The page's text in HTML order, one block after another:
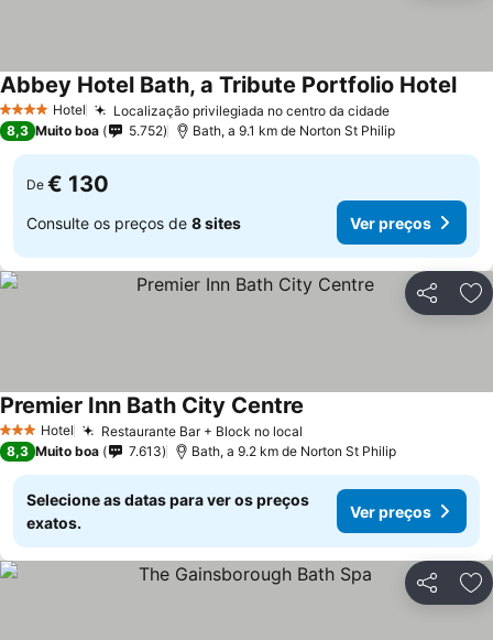
4 EstrelasHotel Localização privilegiada no centro da cidade
Abbey Hotel Bath, a Tribute Portfolio Hotel
8,3 Muito boa 5.752 Bath, a 9.1 km de Norton St Philip
De € 130
Consulte os preços de 8 sites Ver preços
Partilhar
3 EstrelasHotel Restaurante Bar + Block no local
Premier Inn Bath City Centre
8,3 Muito boa 7.613 Bath, a 9.2 km de Norton St Philip
Selecione as datas para ver os preços
exatos.
Ver preços
Partilhar